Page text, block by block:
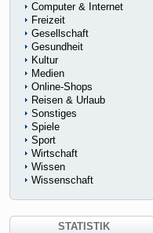
Computer & Internet
Freizeit
Gesellschaft
Gesundheit
Kultur
Medien
Online-Shops
Reisen & Urlaub
Sonstiges
Spiele
Sport
Wirtschaft
Wissen
Wissenschaft
STATISTIK